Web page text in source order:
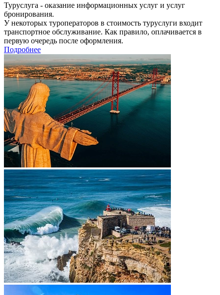
Туруслуга - оказание информационных услуг и услуг
бронирования.
У некоторых туроператоров в стоимость туруслуги входит
транспортное обслуживание. Как правило, оплачивается в
первую очередь после оформления.
Подробнее